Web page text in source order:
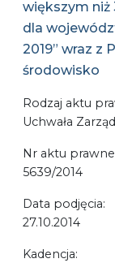
większym niż
dla
2019” wraz z
środowisko
Rodzaj aktu
Uchwała
Nr aktu
5639/2014
Data podjęcia:
27.10.2014
Kadencja: